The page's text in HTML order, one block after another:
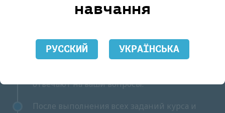
по проделанной работе, ваши наблюдения в
вопросы.
На курсах работает наша команда
отвечают на ваши вопросы.
После выполнения всех заданий курса и
навчання
РУССКИЙ УКРАЇНСЬКА